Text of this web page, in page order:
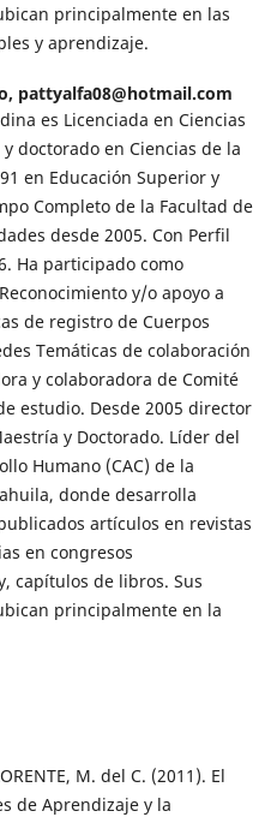
principalmente en las
y aprendizaje.
pattyalfa08@hotmail.com
es Licenciada en Ciencias
doctorado en Ciencias de la
en Educación Superior y
Completo de la Facultad de
desde 2005. Con Perfil
Ha participado como
y/o apoyo a
de registro de Cuerpos
Temáticas de colaboración
y colaboradora de Comité
estudio. Desde 2005 director
y Doctorado. Líder del
Humano (CAC) de la
donde desarrolla
artículos en revistas
en congresos
capítulos de libros. Sus
principalmente en la
M. del C. (2011). El
de Aprendizaje y la